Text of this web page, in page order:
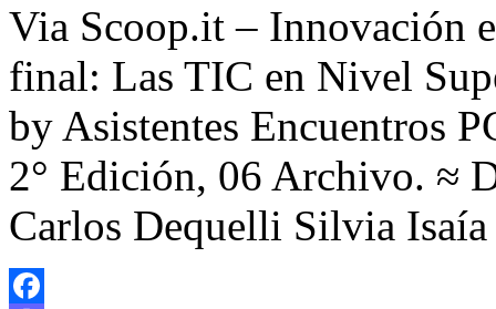
Via Scoop.it – Innovación
final: Las TIC en Nivel
by Asistentes Encuentros
2° Edición, 06 Archivo. ≈
Carlos Dequelli Silvia